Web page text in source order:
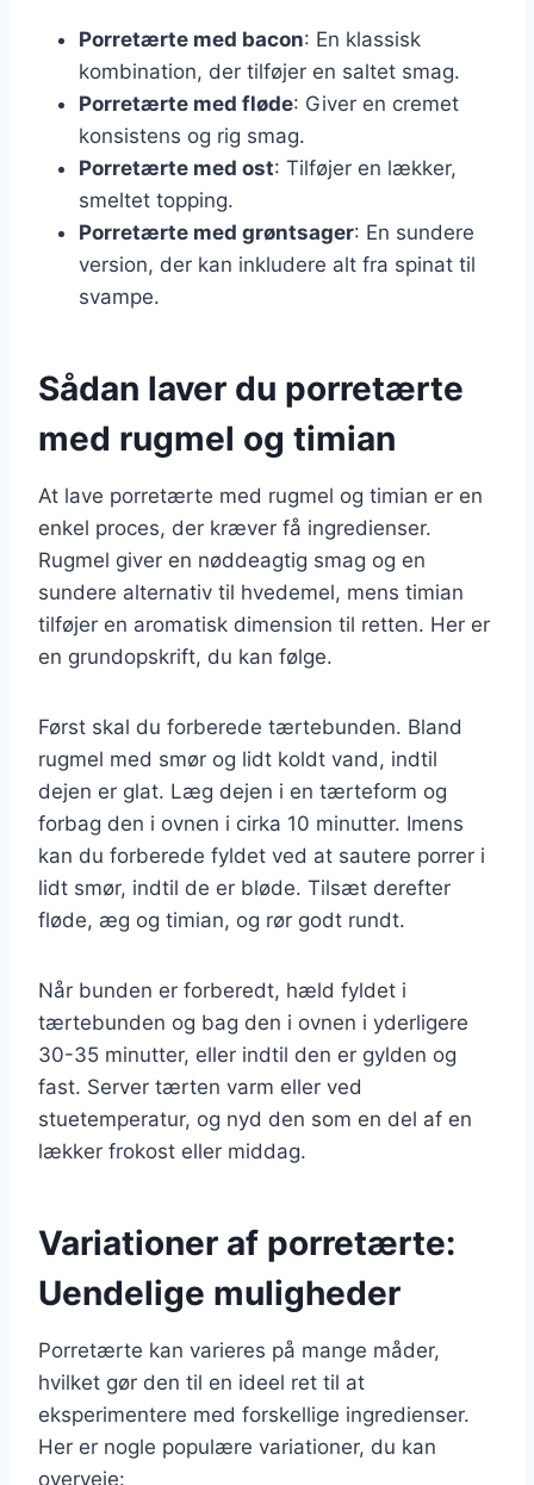
Porretærte med bacon: En klassisk
kombination, der tilføjer en saltet smag.
Porretærte med fløde: Giver en cremet
konsistens og rig smag.
Porretærte med ost: Tilføjer en lækker,
smeltet topping.
Porretærte med grøntsager: En sundere
version, der kan inkludere alt fra spinat til
svampe.
Sådan laver du porretærte
med rugmel og timian
At lave porretærte med rugmel og timian er en
enkel proces, der kræver få ingredienser.
Rugmel giver en nøddeagtig smag og en
sundere alternativ til hvedemel, mens timian
tilføjer en aromatisk dimension til retten. Her er
en grundopskrift, du kan følge.
Først skal du forberede tærtebunden. Bland
rugmel med smør og lidt koldt vand, indtil
dejen er glat. Læg dejen i en tærteform og
forbag den i ovnen i cirka 10 minutter. Imens
kan du forberede fyldet ved at sautere porrer i
lidt smør, indtil de er bløde. Tilsæt derefter
fløde, æg og timian, og rør godt rundt.
Når bunden er forberedt, hæld fyldet i
tærtebunden og bag den i ovnen i yderligere
30-35 minutter, eller indtil den er gylden og
fast. Server tærten varm eller ved
stuetemperatur, og nyd den som en del af en
lækker frokost eller middag.
Variationer af porretærte:
Uendelige muligheder
Porretærte kan varieres på mange måder,
hvilket gør den til en ideel ret til at
eksperimentere med forskellige ingredienser.
Her er nogle populære variationer, du kan
overveje: